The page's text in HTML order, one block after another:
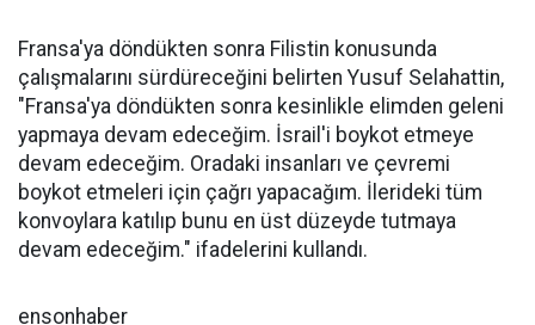
Fransa'ya döndükten sonra Filistin konusunda
çalışmalarını sürdüreceğini belirten Yusuf Selahattin,
"Fransa'ya döndükten sonra kesinlikle elimden geleni
yapmaya devam edeceğim. İsrail'i boykot etmeye
devam edeceğim. Oradaki insanları ve çevremi
boykot etmeleri için çağrı yapacağım. İlerideki tüm
konvoylara katılıp bunu en üst düzeyde tutmaya
devam edeceğim." ifadelerini kullandı.
ensonhaber